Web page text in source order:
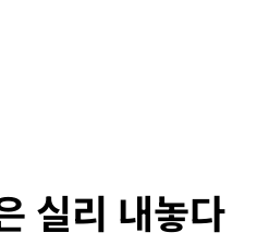
실리 내놓다